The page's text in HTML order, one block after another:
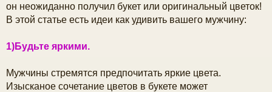
он неожиданно получил букет или оригинальный цветок!
В этой статье есть идеи как удивить вашего мужчину:
1)Будьте яркими.
Мужчины стремятся предпочитать яркие цвета.
Изысканое сочетание цветов в букете может